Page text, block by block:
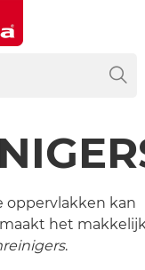
oppervlakken kan
maakt het
.